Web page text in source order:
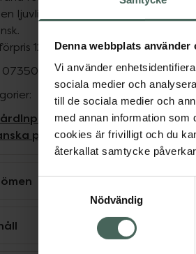
Denna webbplats använder
Vi använder
sociala medier och
till de sociala medier och
med annan information som
cookies är frivilligt och du
återkallat samtycke
Nödvändig
ljuvlig doft av vanilj och mysk.
1245 kr/l
07350073863945
Inpackning och hårkurer
produkter